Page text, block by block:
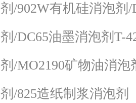
剂/902W有机硅消泡剂/
剂/DC65油墨消泡剂T-
剂/MO2190矿物油消泡
剂/825造纸制浆消泡剂